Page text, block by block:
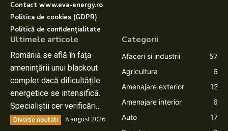
Contact www.eva-energy.ro
Politica de cookies (GDPR)
Politică de confidențialitate
Ultimele articole
România se află în fața
amenințării unui blackout
complet dacă dificultățile
energetice se intensifică.
Specialiștii cer verificări…
Diverse noutati 8 august 2026
Categorii
Afaceri si industrii
57
Agricultura
6
Amenajare exterior
12
Amenajare interior
6
Auto
17